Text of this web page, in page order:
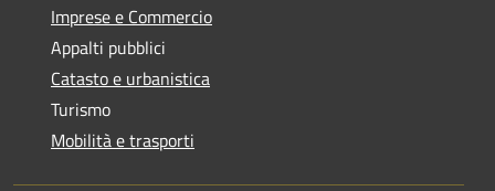
Imprese e Commercio
Appalti pubblici
Catasto e urbanistica
Turismo
Mobilità e trasporti